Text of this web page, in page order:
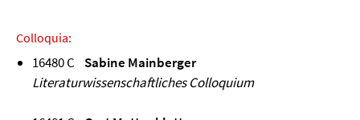
Colloquia:
16480 C Sabine Mainberger
Literaturwissenschaftliches Colloquium